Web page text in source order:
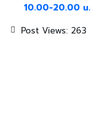
10.00-20.00 น.
Post Views: 263